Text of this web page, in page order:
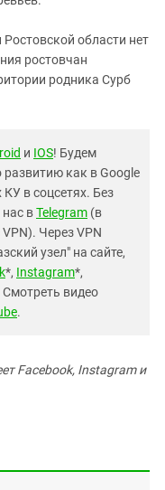
области нет
ростовчан
родника Сурб
и IOS! Будем
развитию как в Google
в соцсетях. Без
вTelegram (в
Через VPN
узел" на сайте,
*, Instagram*,
Смотреть видео
.
Facebook, Instagram и